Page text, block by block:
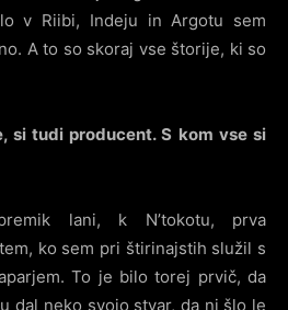
v Riibi, Indeju in Argotu sem
A to so skoraj vse štorije, ki so
si tudi producent. S kom vse si
lani, k N’tokotu, prva
ko sem pri štirinajstih služil s
To je bilo torej prvič, da
dal neko svojo stvar, da ni šlo le